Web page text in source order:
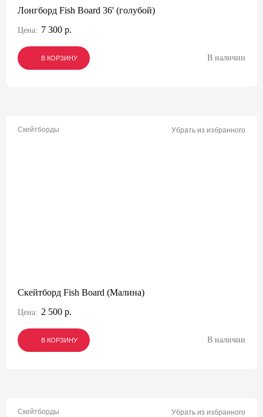
Лонгборд Fish Board 36' (голубой)
Цена: 7 300 р.
В КОРЗИНУ
В КОРЗИНУ
В КОРЗИНУ В наличии
Скейтборды Убрать из избранного
Скейтборд Fish Board (Малина)
Цена: 2 500 р.
В КОРЗИНУ
В КОРЗИНУ
В КОРЗИНУ В наличии
Скейтборды Убрать из избранного